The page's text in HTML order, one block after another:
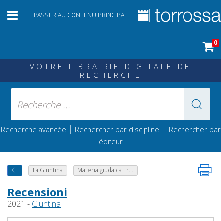
PASSER AU CONTENU PRINCIPAL
0
VOTRE LIBRAIRIE DIGITALE DE
RECHERCHE
Recherche avancée | Rechercher par discipline | Rechercher par
éditeur
La Giuntina Materia giudaica : r...
Recensioni
2021 - Giuntina